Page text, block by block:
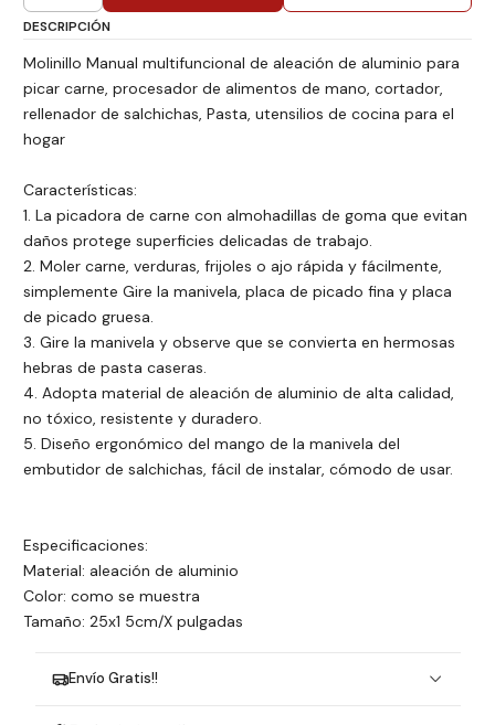
DESCRIPCIÓN
Molinillo Manual multifuncional de aleación de aluminio para
picar carne, procesador de alimentos de mano, cortador,
rellenador de salchichas, Pasta, utensilios de cocina para el
hogar
Características:
1. La picadora de carne con almohadillas de goma que evitan
daños protege superficies delicadas de trabajo.
2. Moler carne, verduras, frijoles o ajo rápida y fácilmente,
simplemente Gire la manivela, placa de picado fina y placa
de picado gruesa.
3. Gire la manivela y observe que se convierta en hermosas
hebras de pasta caseras.
4. Adopta material de aleación de aluminio de alta calidad,
no tóxico, resistente y duradero.
5. Diseño ergonómico del mango de la manivela del
embutidor de salchichas, fácil de instalar, cómodo de usar.
Especificaciones:
Material: aleación de aluminio
Color: como se muestra
Tamaño: 25x1 5cm/X pulgadas
Envío Gratis!!